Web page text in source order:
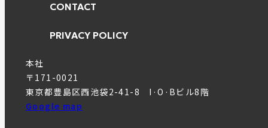
CONTACT
PRIVACY POLICY
本社
〒171-0021
東京都豊島区西池袋2-41-8 I·O·Bビル8階
Google map